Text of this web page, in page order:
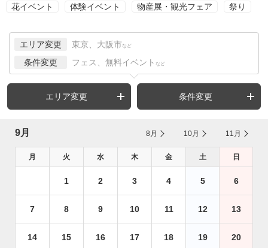
花イベント 体験イベント 物産展・観光フェア 祭り
エリア変更 東京、大阪市 など
条件変更 フェス、無料イベント など
エリア変更 条件変更
9月 8月 10月 11月
月 火 水 木 金 土 日
1 2 3 4 5 6
7 8 9 10 11 12 13
14 15 16 17 18 19 20